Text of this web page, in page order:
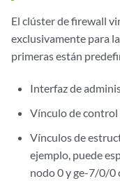
El clúster de firewall
exclusivamente para
primeras están
Interfaz de
Vínculo de control
Vínculos de
ejemplo, puede
nodo 0 y ge-7/0/0